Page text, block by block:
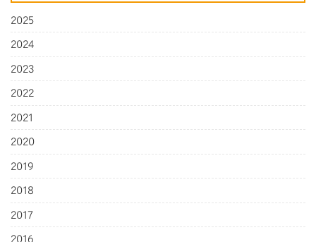
2025
2024
2023
2022
2021
2020
2019
2018
2017
2016